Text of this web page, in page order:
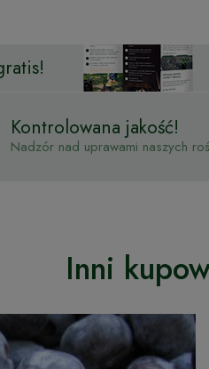
Kontrolowana jakość!
Nadzór nad uprawami naszych
Inni